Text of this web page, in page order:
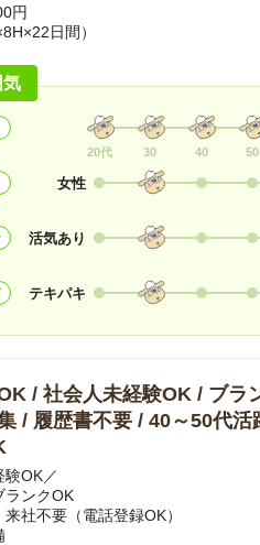
円
日間）
20代 30 40 50
女性
活気あり
テキパキ
/ 社会人未経験OK / ブラ
/ 履歴書不要 / 40～50代
験OK／
ンクOK
社不要（電話登録OK）